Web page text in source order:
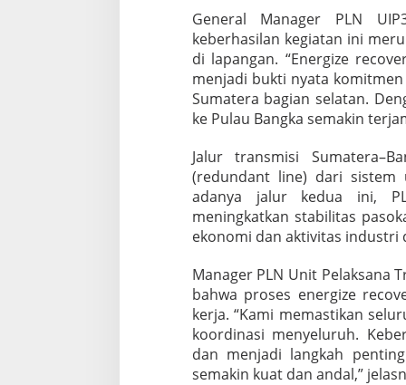
5
0
k
V
S
m
a
e
r
a
–
B
a
g
a
General Manager PLN
keberhasilan kegiatan ini
di lapangan. “Energize
menjadi bukti nyata
Sumatera bagian selatan.
ke Pulau Bangka semakin
Jalur transmisi
(redundant line) dari sistem
adanya jalur kedua ini,
meningkatkan stabilitas
ekonomi dan aktivitas industri
Manager PLN Unit Pelaksana
bahwa proses energize
kerja. “Kami memastikan
koordinasi menyeluruh.
dan menjadi langkah
semakin kuat dan andal,”